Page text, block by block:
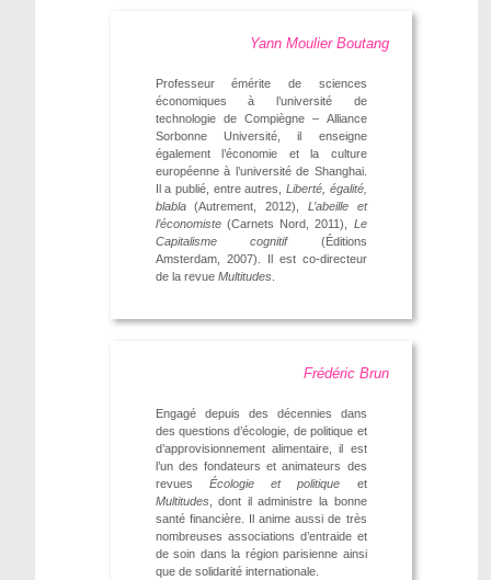
Yann Moulier Boutang
Professeur émérite de sciences
économiques à l’université de
technologie de Compiègne – Alliance
Sorbonne Université, il enseigne
également l’économie et la culture
européenne à l’université de Shanghai.
Il a publié, entre autres, Liberté, égalité,
blabla(Autrement, 2012), L’abeille et
l’économiste(Carnets Nord, 2011), Le
Capitalisme cognitif(Éditions
Amsterdam, 2007). Il est co-directeur
de la revue Multitudes.
Frédéric Brun
Engagé depuis des décennies dans
des questions d’écologie, de politique et
d’approvisionnement alimentaire, il est
l’un des fondateurs et animateurs des
revues Écologie et politique et
Multitudes, dont il administre la bonne
santé financière. Il anime aussi de très
nombreuses associations d’entraide et
de soin dans la région parisienne ainsi
que de solidarité internationale.